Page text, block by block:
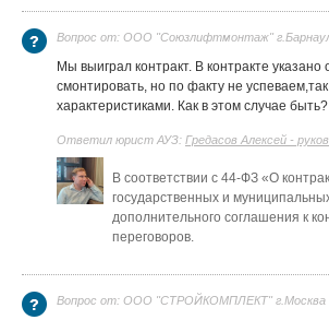
Вопрос от: ООО "Союзлифтмонтаж"
Мы выиграл контракт. В контракте
смонтировать, но по факту не
характеристиками. Как в этом случае быть?
Ответил юрист АУЗ: Гредасов Алексей -
В соответствии с 44-ФЗ «О
государственных и
дополнительного соглашения к
переговоров
Вопрос от: ООО "СТРОЙКОМПЛЕКТ" г.Москва